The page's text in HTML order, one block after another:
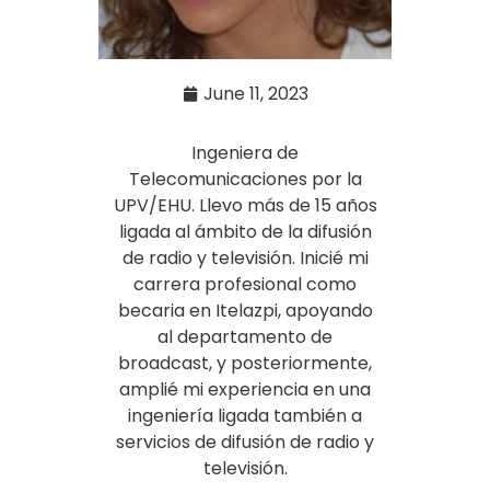
June 11, 2023
Ingeniera de
Telecomunicaciones por la
UPV/EHU. Llevo más de 15 años
ligada al ámbito de la difusión
de radio y televisión. Inicié mi
carrera profesional como
becaria en Itelazpi, apoyando
al departamento de
broadcast, y posteriormente,
amplié mi experiencia en una
ingeniería ligada también a
servicios de difusión de radio y
televisión.